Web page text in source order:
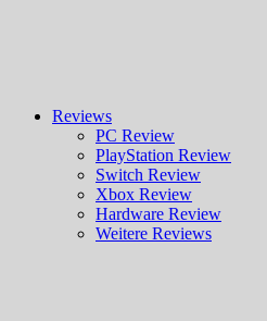
Reviews
PC Review
PlayStation Review
Switch Review
Xbox Review
Hardware Review
Weitere Reviews